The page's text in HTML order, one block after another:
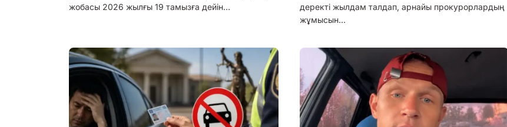
жобасы 2026 жылғы 19 тамызға дейін…
деректі жылдам талдап, арнайы прокурорлардың
жұмысын…